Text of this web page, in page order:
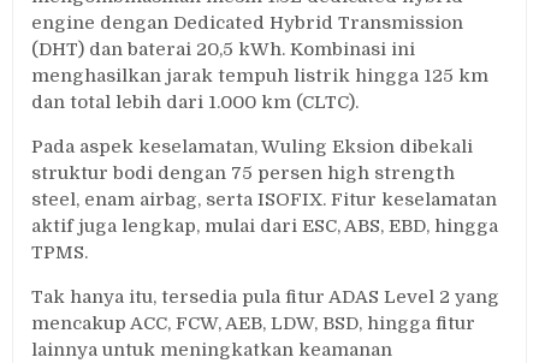
engine dengan Dedicated Hybrid Transmission
(DHT) dan baterai 20,5 kWh. Kombinasi ini
menghasilkan jarak tempuh listrik hingga 125 km
dan total lebih dari 1.000 km (CLTC).
Pada aspek keselamatan, Wuling Eksion dibekali
struktur bodi dengan 75 persen high strength
steel, enam airbag, serta ISOFIX. Fitur keselamatan
aktif juga lengkap, mulai dari ESC, ABS, EBD, hingga
TPMS.
Tak hanya itu, tersedia pula fitur ADAS Level 2 yang
mencakup ACC, FCW, AEB, LDW, BSD, hingga fitur
lainnya untuk meningkatkan keamanan